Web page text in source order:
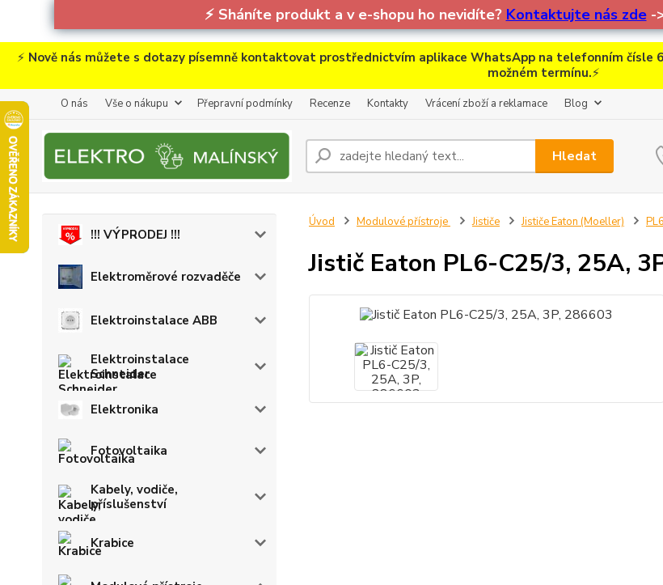
⚡ Sháníte produkt a v e-shopu ho nevidíte? Kontaktujte nás zde-
⚡ Nově nás můžete s dotazy písemně kontaktovat prostřednictvím aplikace WhatsApp na telefonním čísle
možném termínu.⚡
O nás Vše o nákupu Přepravní podmínky Recenze Kontakty Vrácení zboží a reklamace Blog
Hledat
!!! VÝPRODEJ !!!
Elektroměrové rozvaděče
Elektroinstalace ABB
Elektroinstalace
Schneider
Elektronika
Fotovoltaika
Kabely, vodiče,
příslušenství
Krabice
Úvod Modulové přístroje Jističe Jističe Eaton (Moeller)
Jistič Eaton PL6-C25/3, 25A,